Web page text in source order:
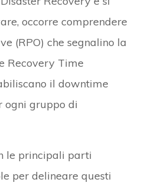
occorre comprendere
(RPO) che segnalino la
Recovery Time
il downtime
ogni gruppo di
le principali parti
per delineare questi